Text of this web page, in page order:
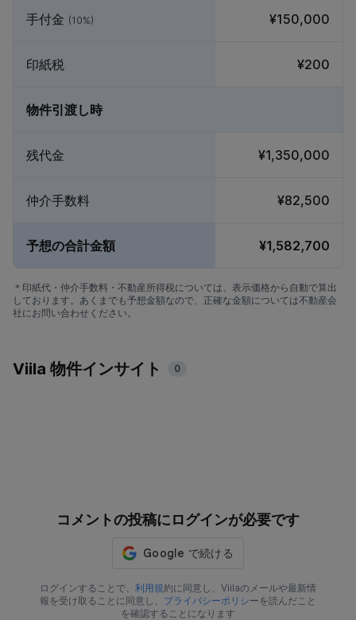
手付金 (10%) ¥150,000
印紙税 ¥200
物件引渡し時
残代金 ¥1,350,000
仲介手数料 ¥82,500
予想の合計金額 ¥1,582,700
＊印紙代・仲介手数料・不動産所得税については、表示価格から自動で算出
しております。あくまでも予想金額なので、正確な金額については不動産会
社にお問い合わせください。
Viila 物件インサイト 0
コメントの投稿にログインが必要です
ログインすることで、 利用規約に同意し、Viilaのメールや最新情
報を受け取ることに同意し、 プライバシーポリシーを読んだこと
を確認することになります